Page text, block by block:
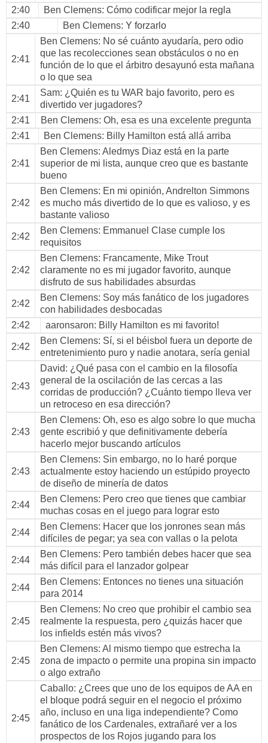
2:40
Ben Clemens: Cómo codificar mejor la regla
2:40
Ben Clemens: Y forzarlo
2:41
Ben Clemens: No sé cuánto ayudaría, pero odio
que las recolecciones sean obstáculos o no en
función de lo que el árbitro desayunó esta mañana
o lo que sea
2:41
Sam: ¿Quién es tu WAR bajo favorito, pero es
divertido ver jugadores?
2:41
Ben Clemens: Oh, esa es una excelente pregunta
2:41
Ben Clemens: Billy Hamilton está allá arriba
2:41
Ben Clemens: Aledmys Diaz está en la parte
superior de mi lista, aunque creo que es bastante
bueno
2:42
Ben Clemens: En mi opinión, Andrelton Simmons
es mucho más divertido de lo que es valioso, y es
bastante valioso
2:42
Ben Clemens: Emmanuel Clase cumple los
requisitos
2:42
Ben Clemens: Francamente, Mike Trout
claramente no es mi jugador favorito, aunque
disfruto de sus habilidades absurdas
2:42
Ben Clemens: Soy más fanático de los jugadores
con habilidades desbocadas
2:42
aaronsaron: Billy Hamilton es mi favorito!
2:42
Ben Clemens: Sí, si el béisbol fuera un deporte de
entretenimiento puro y nadie anotara, sería genial
2:43
David: ¿Qué pasa con el cambio en la filosofía
general de la oscilación de las cercas a las
corridas de producción? ¿Cuánto tiempo lleva ver
un retroceso en esa dirección?
2:43
Ben Clemens: Oh, eso es algo sobre lo que mucha
gente escribió y que definitivamente debería
hacerlo mejor buscando artículos
2:43
Ben Clemens: Sin embargo, no lo haré porque
actualmente estoy haciendo un estúpido proyecto
de diseño de minería de datos
2:44
Ben Clemens: Pero creo que tienes que cambiar
muchas cosas en el juego para lograr esto
2:44
Ben Clemens: Hacer que los jonrones sean más
difíciles de pegar; ya sea con vallas o la pelota
2:44
Ben Clemens: Pero también debes hacer que sea
más difícil para el lanzador golpear
2:44
Ben Clemens: Entonces no tienes una situación
para 2014
2:45
Ben Clemens: No creo que prohibir el cambio sea
realmente la respuesta, pero ¿quizás hacer que
los infields estén más vivos?
2:45
Ben Clemens: Al mismo tiempo que estrecha la
zona de impacto o permite una propina sin impacto
o algo extraño
2:45
Caballo: ¿Crees que uno de los equipos de AA en
el bloque podrá seguir en el negocio el próximo
año, incluso en una liga independiente? Como
fanático de los Cardenales, extrañaré ver a los
prospectos de los Rojos jugando para los